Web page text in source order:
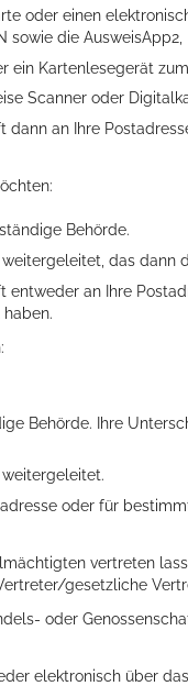
oder einen
sowie die AusweisApp2,
Kartenlesegerät
Scanner oder
dann an Ihre
Behörde.
das dann
entweder an Ihre
Behörde. Ihre
oder für
vertreten
gesetzliche
oder
elektronisch über